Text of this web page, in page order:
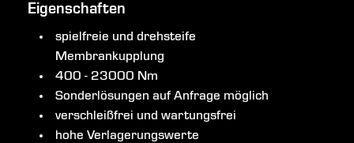
Eigenschaften
spielfreie und drehsteife
Membrankupplung
400 - 23000 Nm
Sonderlösungen auf Anfrage möglich
verschleißfrei und wartungsfrei
hohe Verlagerungswerte